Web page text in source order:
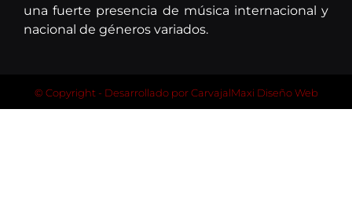
una fuerte presencia de música internacional y
nacional de géneros variados.
© Copyright - Desarrollado porCarvajalMaxi Diseño Web